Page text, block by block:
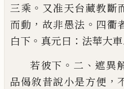
三乘 。 又准天台藏教斷
而動 ， 故非愚法 。 四衢
白下 。 真元曰 ： 法華大
若彼下 。 二 、 遮異
品偈敘昔說小是方便 ，